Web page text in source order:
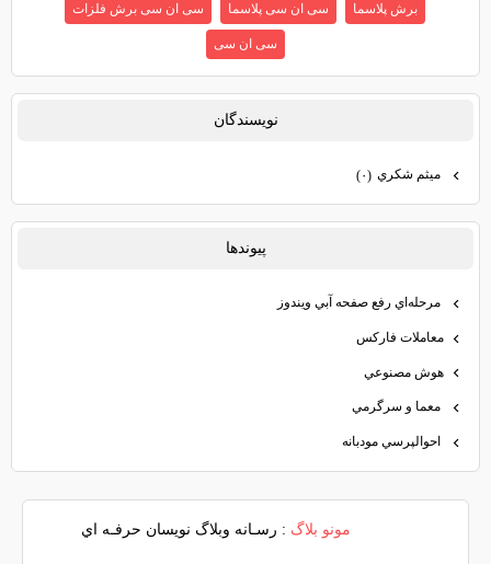
برش پلاسما سی ان سی پلاسما سی ان سی برش فلزات
سی ان سی
نويسندگان
ميثم شكري (۰)
پيوندها
مرحله‌اي رفع صفحه آبي ويندوز
معاملات فاركس
هوش مصنوعي
معما و سرگرمي
احوالپرسي مودبانه
مونو بلاگ : رسـانه وبلاگ نويسان حرفـه اي